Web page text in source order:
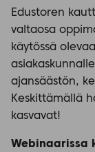
Edustoren
valtaosa
käytössä
ajansäästön,
Keskittämällä
kasvavat!
Webinaarissa